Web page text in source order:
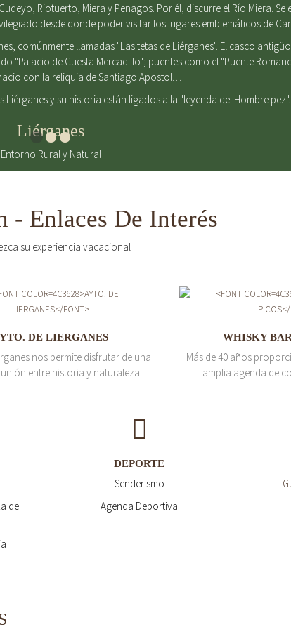
Riotuerto, Miera y Penagos. Por él, discurre el Río Miera.
desde donde poder visitar los lugares emblemáticos de
comúnmente llamadas "Las tetas de Liérganes". El casco
"Palacio de Cuesta Mercadillo"; puentes como el "Puente
con la reliquia de Santiago Apostol…
y su historia están ligados a la "leyenda del Hombre pez".
Liérganes
Entorno Rural y Natural
- Enlaces De Interés
su experiencia vacacional
DE LIERGANES
nos permite disfrutar de una
entre historia y naturaleza.
WHISKY
Más de 40 años
amplia agenda de
de
DEPORTE
Senderismo
Agenda Deportiva